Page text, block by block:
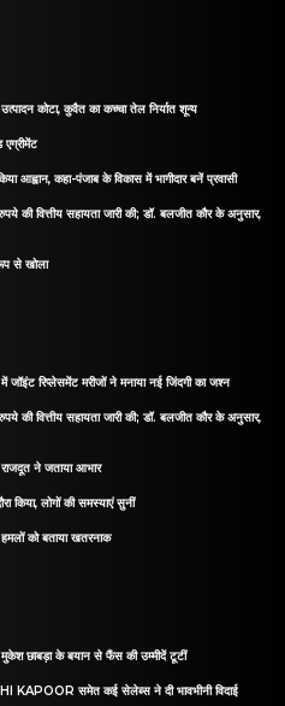
कोटा, कुवैत का कच्चा तेल निर्यात शून्य
कहा-पंजाब के विकास में भागीदार बनें प्रवासी
की वित्तीय सहायता जारी की; डॉ. बलजीत कौर के अनुसार,
से खोला
रिप्लेसमेंट मरीजों ने मनाया नई जिंदगी का जश्न
की वित्तीय सहायता जारी की; डॉ. बलजीत कौर के अनुसार,
ने जताया आभार
किया, लोगों की समस्याएं सुनीं
को बताया खतरनाक
मुकेश छाबड़ा के बयान से फैंस की उम्मीदें टूटीं
समेत कई सेलेब्स ने दी भावभीनी विदाई